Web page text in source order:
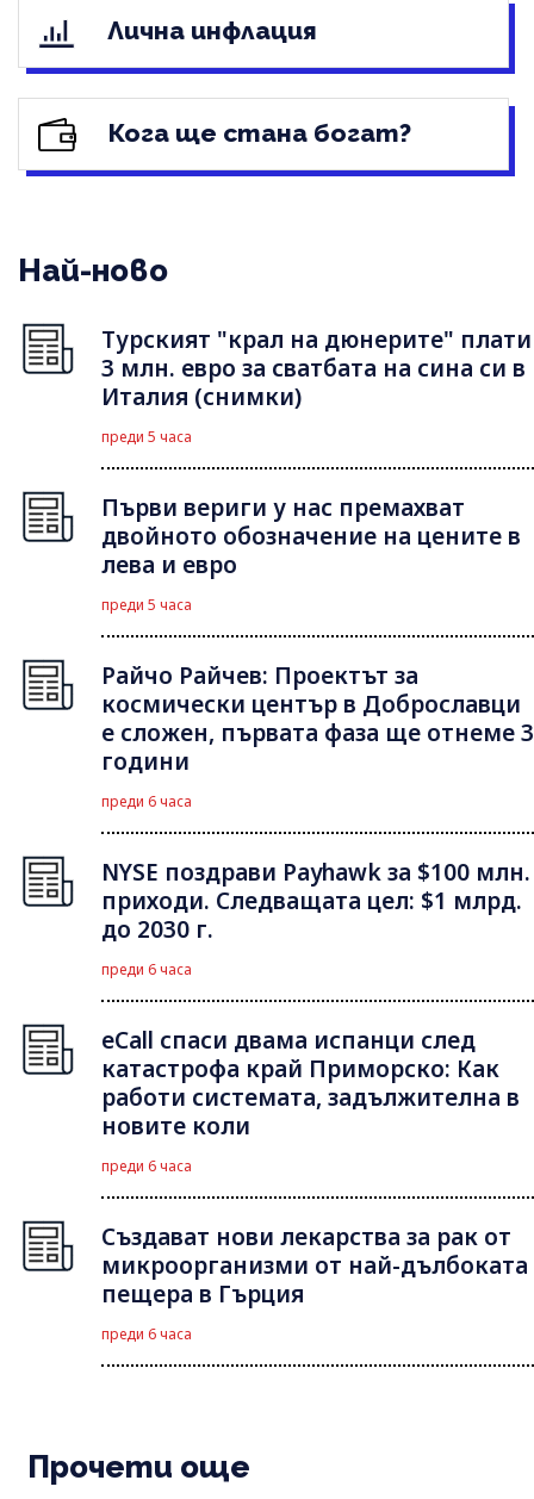
Лична инфлация
Кога ще стана богат?
Най-ново
Турският "крал на дюнерите" плати
3 млн. евро за сватбата на сина си в
Италия (снимки)
преди 5 часа
Първи вериги у нас премахват
двойното обозначение на цените в
лева и евро
преди 5 часа
Райчо Райчев: Проектът за
космически център в Доброславци
е сложен, първата фаза ще отнеме 3
години
преди 6 часа
NYSE поздрави Payhawk за $100 млн.
приходи. Следващата цел: $1 млрд.
до 2030 г.
преди 6 часа
eCall спаси двама испанци след
катастрофа край Приморско: Как
работи системата, задължителна в
новите коли
преди 6 часа
Създават нови лекарства за рак от
микроорганизми от най-дълбоката
пещера в Гърция
преди 6 часа
Прочети още